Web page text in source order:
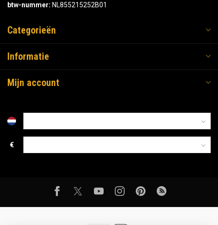
btw-nummer: NL855215252B01
Categorieën
Informatie
Mijn account
€